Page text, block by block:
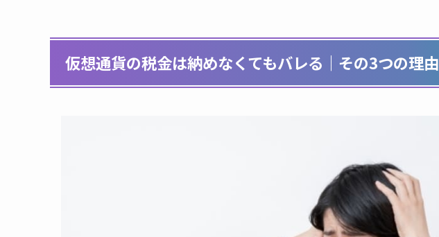
仮想通貨の税金は納めなくてもバレる｜その3つの理由